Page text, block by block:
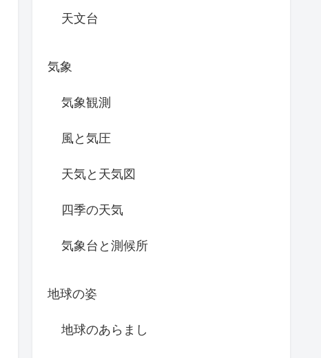
天文台
気象
気象観測
風と気圧
天気と天気図
四季の天気
気象台と測候所
地球の姿
地球のあらまし